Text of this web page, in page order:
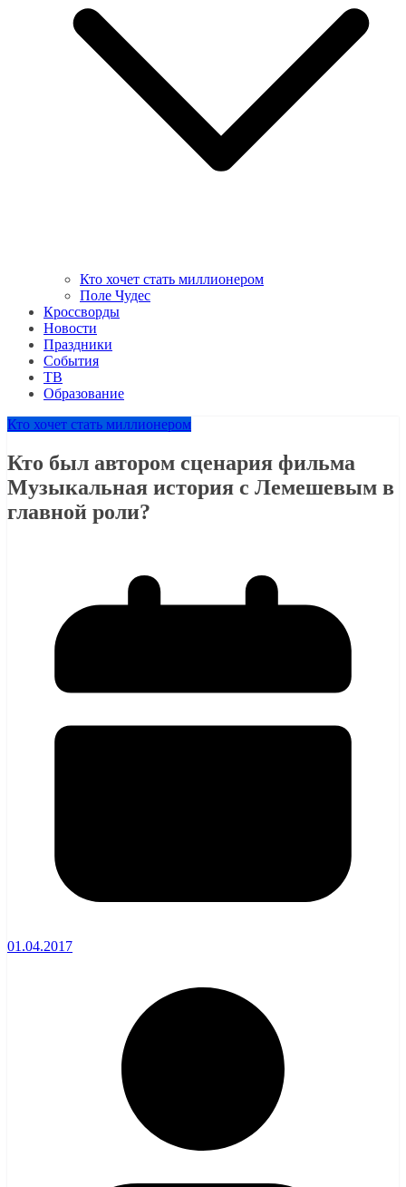
Кто хочет стать миллионером
Поле Чудес
Кроссворды
Новости
Праздники
События
ТВ
Образование
Кто хочет стать миллионером
Кто был автором сценария фильма
Музыкальная история с Лемешевым в
главной роли?
01.04.2017